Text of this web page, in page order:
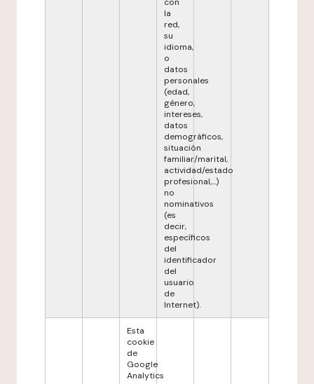
la
red,
su
idioma,
o
datos
personales
(edad,
género,
intereses,
datos
demográficos,
situación
familiar/marital,
actividad/estado
profesional,...)
no
nominativos
(es
decir,
específicos
del
identificador
del
usuario
de
Internet).
Esta
cookie
de
Google
Analytics